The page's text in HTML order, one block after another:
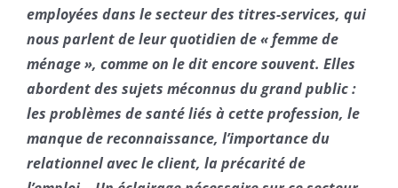
employées dans le secteur des titres-services, qui
nous parlent de leur quotidien de « femme de
ménage », comme on le dit encore souvent. Elles
abordent des sujets méconnus du grand public :
les problèmes de santé liés à cette profession, le
manque de reconnaissance, l’importance du
relationnel avec le client, la précarité de